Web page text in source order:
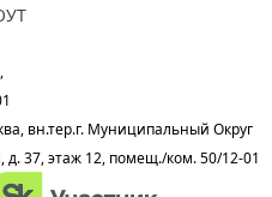
вн.тер.г. Муниципальный Округ
37, этаж 12, помещ./ком. 50/12-01